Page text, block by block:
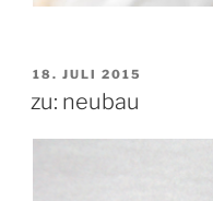
VERÖFFENTLICHT
18. JULI 2015
zu: neubau